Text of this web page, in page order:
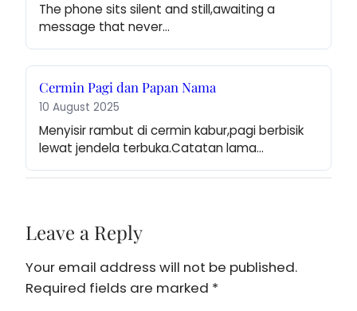
The phone sits silent and still,awaiting a
message that never…
Cermin Pagi dan Papan Nama
10 August 2025
Menyisir rambut di cermin kabur,pagi berbisik
lewat jendela terbuka.Catatan lama…
Leave a Reply
Your email address will not be published.
Required fields are marked *